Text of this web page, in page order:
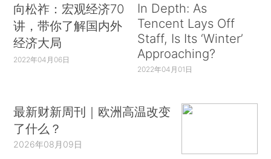
向松祚：宏观经济70
讲，带你了解国内外
经济大局
2022年04月06日
In Depth: As
Tencent Lays Off
Staff, Is Its ‘Winter’
Approaching?
2022年04月01日
最新财新周刊｜欧洲高温改变
了什么？
2026年08月09日